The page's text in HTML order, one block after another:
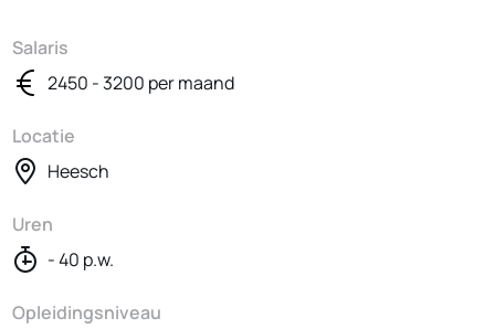
Salaris
2450 - 3200 per maand
Locatie
Heesch
Uren
- 40 p.w.
Opleidingsniveau